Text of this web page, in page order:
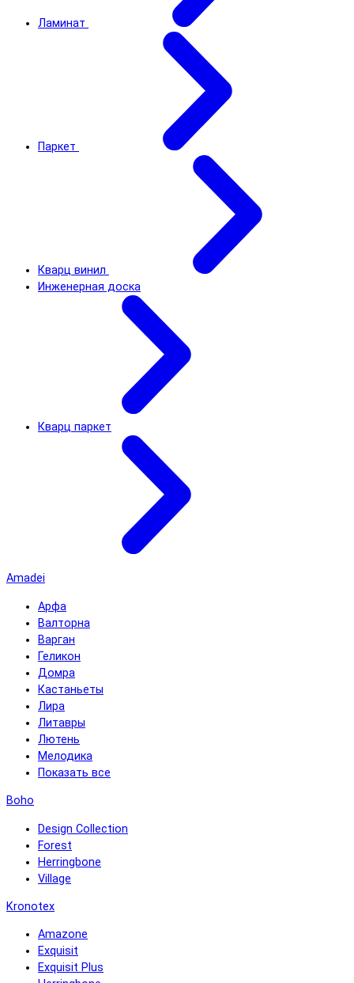
Ламинат
Паркет
Кварц винил
Инженерная доска
Кварц паркет
Amadei
Арфа
Валторна
Варган
Геликон
Домра
Кастаньеты
Лира
Литавры
Лютень
Мелодика
Показать все
Boho
Design Collection
Forest
Herringbone
Village
Kronotex
Amazone
Exquisit
Exquisit Plus